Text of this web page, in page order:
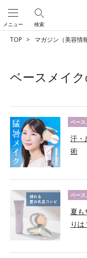
検索
メニュー
TOP マガジン（美容情
ベースメイ
ベース
汗・
術
ベース
夏も
りは